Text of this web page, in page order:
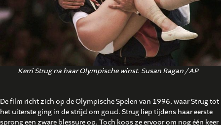
Kerri Strug na haar Olympische winst. Susan Ragan / AP
De film richt zich op de Olympische Spelen van 1996, waar Strug tot
het uiterste ging in de strijd om goud. Strug liep tijdens haar eerste
sprong een zware blessure op. Toch koos ze ervoor om nog één keer